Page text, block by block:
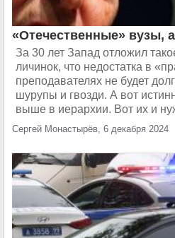
«Отечественные» вузы,
За 30 лет Запад отложил
личинок, что недостатка в
преподавателях не будет
шурупы и гвозди. А вот
выше в иерархии. Вот их и
Сергей Монастырёв, 6 декабря 2024